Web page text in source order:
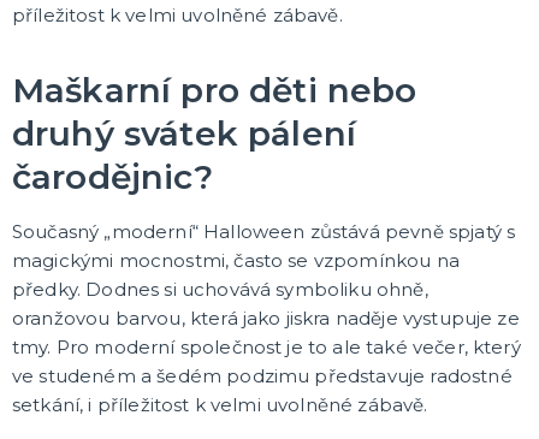
příležitost k velmi uvolněné zábavě.
Maškarní pro děti nebo
druhý svátek pálení
čarodějnic?
Současný „moderní“ Halloween zůstává pevně spjatý s
magickými mocnostmi, často se vzpomínkou na
předky. Dodnes si uchovává symboliku ohně,
oranžovou barvou, která jako jiskra naděje vystupuje ze
tmy. Pro moderní společnost je to ale také večer, který
ve studeném a šedém podzimu představuje radostné
setkání, i příležitost k velmi uvolněné zábavě.